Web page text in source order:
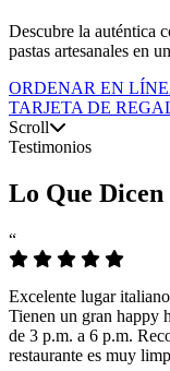
Descubre la auténtica
pastas artesanales en
ORDENAR EN
TARJETA DE
Scroll
Testimonios
Lo Que
“
Excelente lugar
Tienen un gran happy
de 3 p.m. a 6 p.m.
restaurante es muy